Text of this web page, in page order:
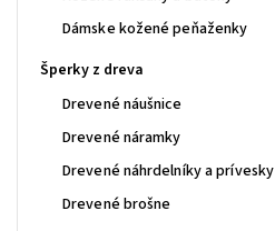
Dámske kožené peňaženky
Šperky z dreva
Drevené náušnice
Drevené náramky
Drevené náhrdelníky a prívesky
Drevené brošne